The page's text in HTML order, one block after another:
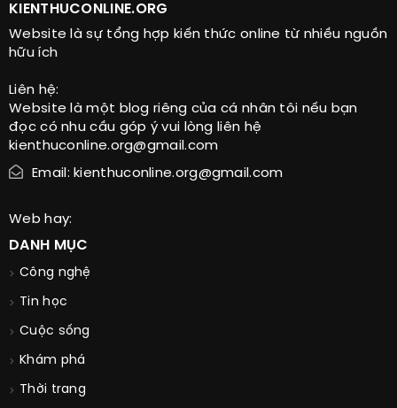
KIENTHUCONLINE.ORG
Website là sự tổng hợp kiến thức online từ nhiều nguồn
hữu ích
Liên hệ:
Website là một blog riêng của cá nhân tôi nếu bạn
đọc có nhu cầu góp ý vui lòng liên hệ
kienthuconline.org@gmail.com
Email: kienthuconline.org@gmail.com
Web hay:
DANH MỤC
Công nghệ
Tin học
Cuộc sống
Khám phá
Thời trang